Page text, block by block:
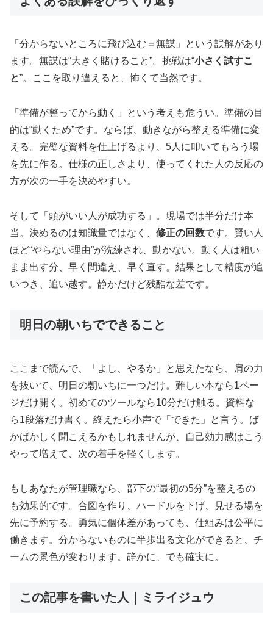
「分からないところに飛び込む＝無謀」という誤解があり
ます。無謀は“大きく賭けること”。挑戦は“小さく試すこ
と”。ここを取り違えると、怖くて当然です。
「準備が整ってから動く」という考えも危うい。準備の目
的は“動くため”です。ならば、動きながら整える準備に変
える。完璧な資料を仕上げるより、5人に叩いてもらう場
を先に作る。仕様の正しさより、使ってくれた人の反応の
方が次の一手を決めやすい。
そして「頭がいい人が成功する」。現場では半分だけ本
当。決めるのは知識量ではなく、 修正の回数です。賢い人
ほど“やらない理由”が洗練され、動かない。動く人は粗い
まま出す分、早く間違え、早く直す。結果として精度が追
いつき、追い越す。静かだけど残酷な差です。
明日の朝いちでできること
ここまで読んで、「よし、やるか」と思えたなら、肩の力
を抜いて、明日の朝いちに一つだけ。難しい本なら1ペー
ジだけ開く。初めてのツールなら10分だけ触る。資料な
ら1段落だけ書く。終えたら小声で「できた」と言う。ば
かばかしく聞こえるかもしれませんが、自己効力感はこう
やって増えて、次の着手を軽くします。
もしあなたが管理職なら、部下の“最初の5分”を整えるの
も効果的です。合図を作り、ハードルを下げ、見せる場を
先に予約する。勇気に個体差があっても、仕組みは公平に
働きます。分からないものに半歩出る文化ができると、チ
ームの景色が変わります。静かに、でも確実に。
この記事を書いた人｜ミライジュウ